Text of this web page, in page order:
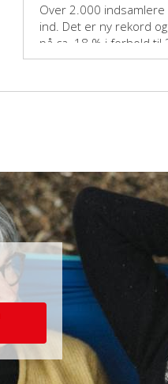
Over 2.000 indsamlere
ind. Det er ny rekord
på ca. 18 % i forhold til